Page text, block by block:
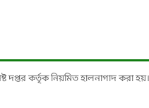
কর্তৃক নিয়মিত হালনাগাদ করা হয়।